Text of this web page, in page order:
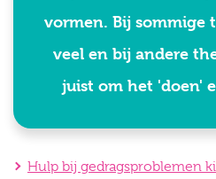
vormen. Bij sommige
veel en bij andere
juist om het 'doen'
Hulp bij gedragsproblemen